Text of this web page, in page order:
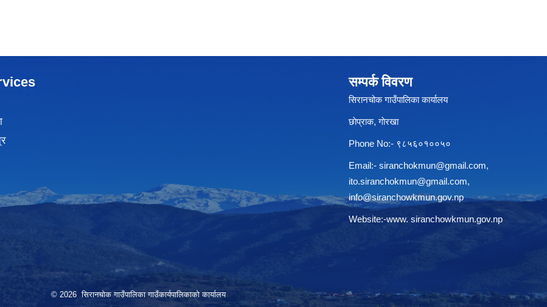
सम्पर्क विवरण
सिरानचोक गाउँपालिका कार्यालय
छाेप्राक, गाेरखा
Phone No:- ९८५६०१००५०
Email:- siranchokmun@gmail.com,
ito.siranchokmun@gmail.com,
info@siranchowkmun.gov.np
Website:-www. siranchowkmun.gov.np
© 2026 सिरानचोक गाउँपालिका गाउँकार्यपालिकाको कार्यालय